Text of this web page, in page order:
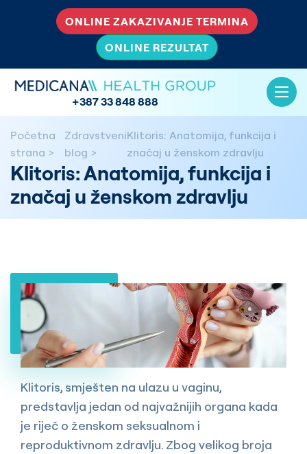
ONLINE ZAKAZIVANJE TERMINA
ONLINE REZULTAT
+387 33 848 888
Početna
strana
Zdravstveni
blog
Klitoris: Anatomija, funkcija i
značaj u ženskom zdravlju
Klitoris: Anatomija, funkcija i
značaj u ženskom zdravlju
Klitoris, smješten na ulazu u vaginu,
predstavlja jedan od najvažnijih organa kada
je riječ o ženskom seksualnom i
reproduktivnom zdravlju. Zbog velikog broja